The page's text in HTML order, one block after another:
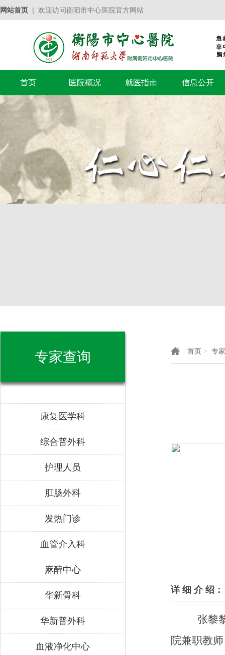
网站首页 | 欢迎访问衡阳市中心医院官方网站
首页 医院概况 就医指南 信息公开
专家查询
康复医学科
综合普外科
护理人员
肛肠外科
发热门诊
血管介入科
麻醉中心
华新骨科
华新普外科
血液净化中心
首页 > 专
详 细 介 绍：
张黎
院兼职教